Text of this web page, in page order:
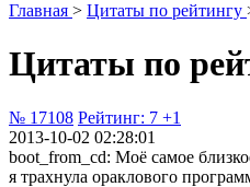
Главная > Цитаты по рейтингу
Цитаты по
№ 17108 Рейтинг: 7 +1
2013-10-02 02:28:01
boot_from_cd: Моё самое
я трахнула ораклового